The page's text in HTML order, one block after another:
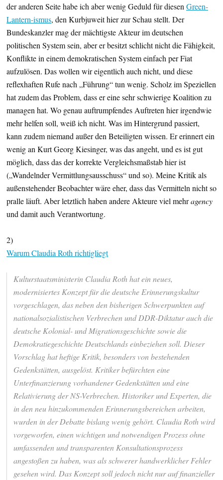
der anderen Seite habe ich aber wenig Geduld für diesen Green-
Lantern-ismus, den Kurbjuweit hier zur Schau stellt. Der
Bundeskanzler mag der mächtigste Akteur im deutschen
politischen System sein, aber er besitzt schlicht nicht die Fähigkeit,
Konflikte in einem demokratischen System einfach per Fiat
aufzulösen. Das wollen wir eigentlich auch nicht, und diese
reflexhaften Rufe nach „Führung“ tun wenig. Scholz im Speziellen
hat zudem das Problem, dass er eine sehr schwierige Koalition zu
managen hat. Wo genau auftrumpfendes Auftreten hier irgendwie
mehr helfen soll, weiß ich nicht. Was im Hintergrund passiert,
kann zudem niemand außer den Beteiligten wissen. Er erinnert ein
wenig an Kurt Georg Kiesinger, was das angeht, und es ist gut
möglich, dass das der korrekte Vergleichsmaßstab hier ist
(„Wandelnder Vermittlungsausschuss“ und so). Meine Kritik als
außenstehender Beobachter wäre eher, dass das Vermitteln nicht so
pralle läuft. Aber letztlich haben andere Akteure viel mehragency
und damit auch Verantwortung.
2)
Warum Claudia Roth richtigliegt
Kulturstaatsministerin Claudia Roth hat ein neues,
modernisiertes Konzept für die deutsche Erinnerungskultur
vorgeschlagen, das neben den bisherigen Schwerpunkten auf
nationalsozialistischen Verbrechen und DDR-Diktatur auch die
deutsche Kolonial- und Migrationsgeschichte sowie die
Demokratiegeschichte Deutschlands einbeziehen soll. Dieser
Vorschlag hat heftige Kritik, besonders von bestehenden
Gedenkstätten, ausgelöst. Kritiker befürchten eine
Unterfinanzierung vorhandener Gedenkstätten und eine
Relativierung der NS-Verbrechen. Historiker und Experten, die
in den neu hinzukommenden Erinnerungsbereichen arbeiten,
wurden in der Debatte bislang wenig gehört. Claudia Roth wird
vorgeworfen, einen wichtigen und notwendigen Prozess ohne
umfassenden und transparenten Konsultationsprozess
angestoßen zu haben, was als schwerer handwerklicher Fehler
gesehen wird. Das Konzept soll jedoch nicht nur auf finanzieller